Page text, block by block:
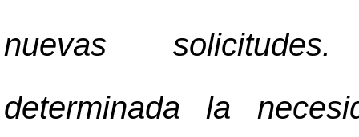
nuevas
determinada la